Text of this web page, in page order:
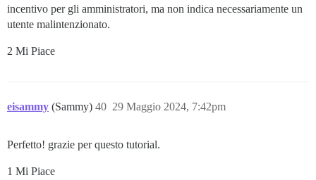
incentivo per gli amministratori, ma non indica necessariamente un
utente malintenzionato.
2 Mi Piace
eisammy (Sammy) 29 Maggio 2024, 7:42pm
40
Perfetto! grazie per questo tutorial.
1 Mi Piace